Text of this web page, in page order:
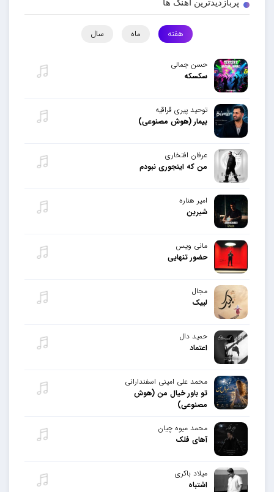
پربازدیدترین آهنگ ها
هفته ماه سال
حسن جمالی
سکسکه
توحید پیری قراقیه
بیمار (هوش مصنوعی)
عرفان افتخاری
من که اینجوری نبودم
امیر هناره
شیرین
مانی ویس
حضور تنهایی
مجال
لبیک
حمید دال
اعتماد
محمد علی امینی اسفندارانی
تو باور خیال من (هوش
مصنوعی)
محمد میوه چیان
آهای فلک
میلاد باکری
اشتباه